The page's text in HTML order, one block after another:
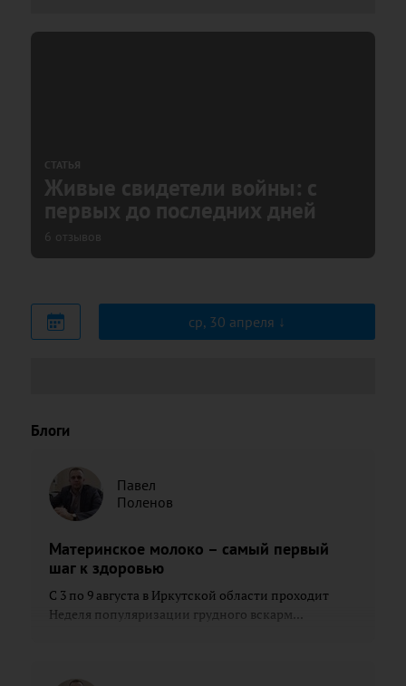
СТАТЬЯ
Живые свидетели войны: с
первых до последних дней
6 отзывов
ср, 30 апреля
Блоги
Павел
Поленов
Материнское молоко – самый первый
шаг к здоровью
С 3 по 9 августа в Иркутской области проходит
Неделя популяризации грудного вскарм...